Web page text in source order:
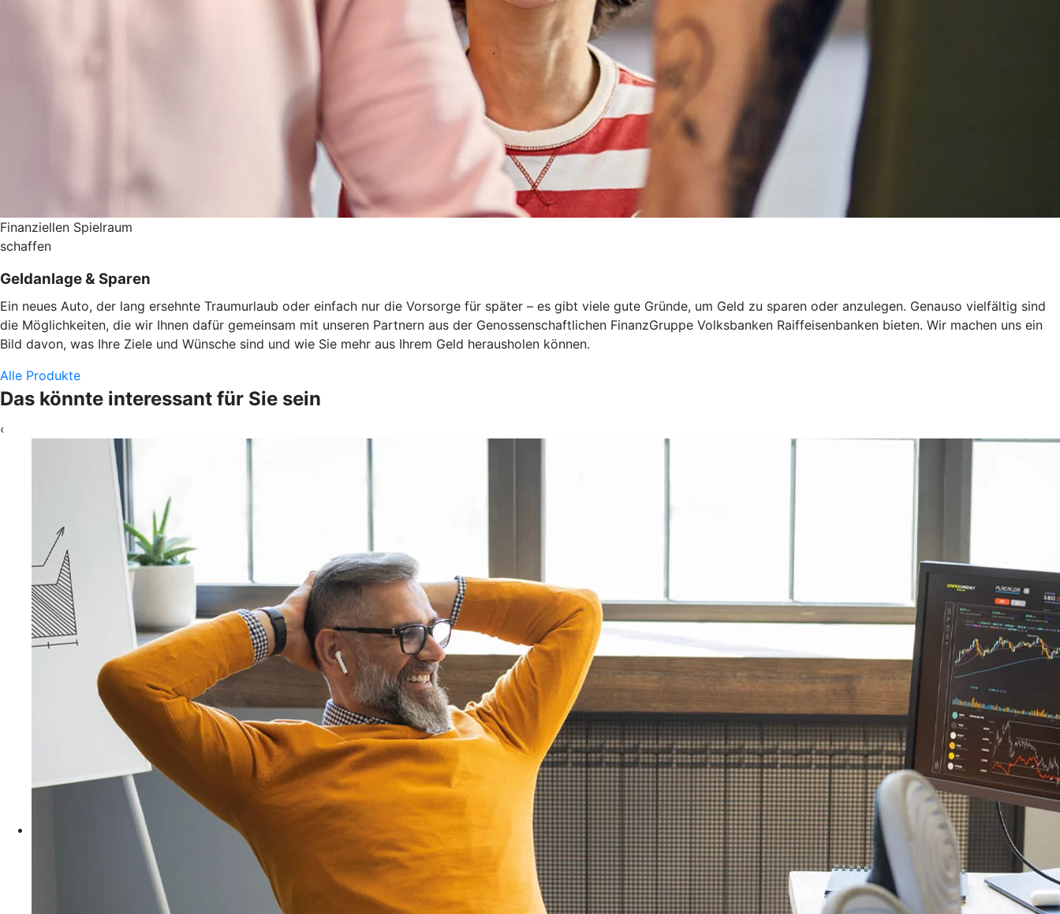
Finanziellen Spielraum
schaffen
Geldanlage & Sparen
Ein neues Auto, der lang ersehnte Traumurlaub oder einfach nur die Vorsorge für später – es gibt viele gute Gründe, um Geld zu sparen oder anzulegen. Genauso vielfältig sind
die Möglichkeiten, die wir Ihnen dafür gemeinsam mit unseren Partnern aus der Genossenschaftlichen FinanzGruppe Volksbanken Raiffeisenbanken bieten. Wir machen uns ein
Bild davon, was Ihre Ziele und Wünsche sind und wie Sie mehr aus Ihrem Geld herausholen können.
Alle Produkte
Das könnte interessant für Sie sein
‹